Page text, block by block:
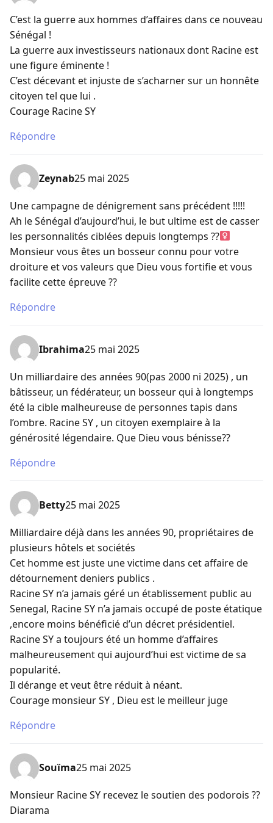
C’est la guerre aux hommes d’affaires dans ce nouveau
Sénégal !
La guerre aux investisseurs nationaux dont Racine est
une figure éminente !
C’est décevant et injuste de s’acharner sur un honnête
citoyen tel que lui .
Courage Racine SY
Répondre
Zeynab25 mai 2025
Une campagne de dénigrement sans précédent !!!!!
Ah le Sénégal d’aujourd’hui, le but ultime est de casser
les personnalités ciblées depuis longtemps ??‍
Monsieur vous êtes un bosseur connu pour votre
droiture et vos valeurs que Dieu vous fortifie et vous
facilite cette épreuve ??
Répondre
Ibrahima25 mai 2025
Un milliardaire des années 90(pas 2000 ni 2025) , un
bâtisseur, un fédérateur, un bosseur qui à longtemps
été la cible malheureuse de personnes tapis dans
l’ombre. Racine SY , un citoyen exemplaire à la
générosité légendaire. Que Dieu vous bénisse??
Répondre
Betty25 mai 2025
Milliardaire déjà dans les années 90, propriétaires de
plusieurs hôtels et sociétés
Cet homme est juste une victime dans cet affaire de
détournement deniers publics .
Racine SY n’a jamais géré un établissement public au
Senegal, Racine SY n’a jamais occupé de poste étatique
,encore moins bénéficié d’un décret présidentiel.
Racine SY a toujours été un homme d’affaires
malheureusement qui aujourd’hui est victime de sa
popularité.
Il dérange et veut être réduit à néant.
Courage monsieur SY , Dieu est le meilleur juge
Répondre
Souïma25 mai 2025
Monsieur Racine SY recevez le soutien des podorois ??
Diarama